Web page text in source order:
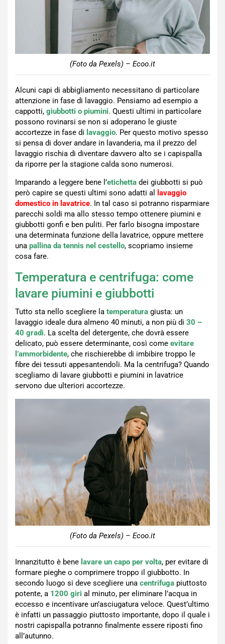
(Foto da Pexels) – Ecoo.it
Alcuni capi di abbigliamento necessitano di particolare
attenzione in fase di lavaggio. Pensiamo ad esempio a
cappotti, giubbotti o piumini. Questi ultimi in particolare
possono rovinarsi se non si adoperano le giuste
accortezze in fase di lavaggio. Per questo motivo spesso
si pensa di dover andare in lavanderia, ma il prezzo del
lavaggio rischia di diventare davvero alto se i capispalla
da riporre per la stagione calda sono numerosi.
Imparando a leggere bene l’etichetta dei giubbotti si può
però capire se questi ultimi sono adatti al
lavaggio
domestico in lavatrice. In tal caso si potranno risparmiare
parecchi soldi ma allo stesso tempo ottenere piumini e
giubbotti gonfi e ben puliti. Per farlo bisogna impostare
una determinata funzione della lavatrice, oppure mettere
una pallina da tennis nel cestello, scopriamo insieme
cosa fare.
Temperatura e centrifuga: come
lavare piumini e giubbotti
Tutto sta nello scegliere la temperatura giusta: un
lavaggio ideale dura almeno 40 minuti, a non più di 30 –
40 gradi. La scelta del detergente, che dovrà essere
delicato, può essere determinante, così come evitare
l’ammorbidente, che rischierebbe di imbibire troppo le
fibre dei tessuti appesantendoli. Ma la centrifuga? Quando
scegliamo di lavare giubbotti e piumini in lavatrice
servono due ulteriori accortezze.
(Foto da Pexels) – Ecoo.it
Innanzitutto è bene lavare un capo per volta, per evitare di
formare pieghe o comprimere troppo il giubbotto. In
secondo luogo si deve scegliere una centrifuga piuttosto
potente, a 1200 giri al minuto, per eliminare l’acqua in
eccesso e incentivare un’asciugatura veloce. Quest’ultimo
è infatti un passaggio piuttosto importante, dopo il quale i
nostri capispalla potranno finalmente essere riposti fino
all’autunno.